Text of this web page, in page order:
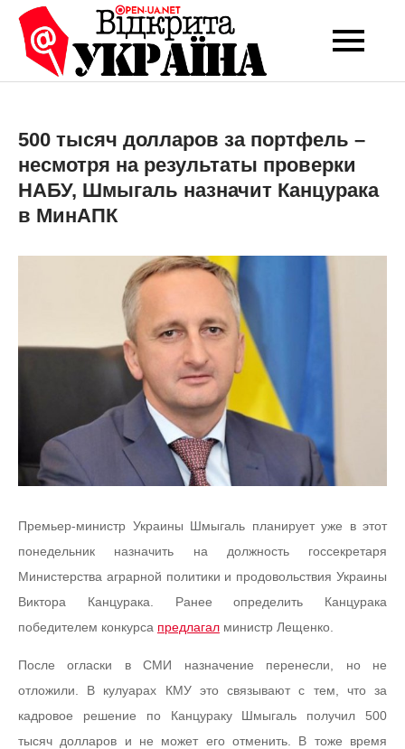
Перейти
вмісту
Open-UA
NET
Це ваше надійне
експертних думок
500 тысяч долларов за портфель –
несмотря на результаты проверки
НАБУ, Шмыгаль назначит Канцурака
в МинАПК
Премьер-министр Украины Шмыгаль планирует уже в этот
понедельник назначить на должность госсекретаря
Министерства аграрной политики и продовольствия Украины
Виктора Канцурака. Ранее определить Канцурака
победителем конкурса предлагал министр Лещенко.
После огласки в СМИ назначение перенесли, но не
отложили. В кулуарах КМУ это связывают с тем, что за
кадровое решение по Канцураку Шмыгаль получил 500
тысяч долларов и не может его отменить. В тоже время